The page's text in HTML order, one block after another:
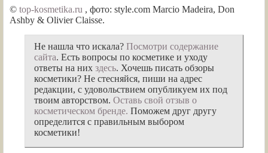
© top-kosmetika.ru , фото: style.com Marcio Madeira, Don
Ashby & Olivier Claisse.
Не нашла что искала? Посмотри содержание
сайта. Есть вопросы по косметике и уходу
ответы на них здесь. Хочешь писать обзоры
косметики? Не стесняйся, пиши на адрес
редакции, с удовольствием опубликуем их под
твоим авторством. Оставь свой отзыв о
косметическом бренде. Поможем друг другу
определится с правильным выбором
косметики!